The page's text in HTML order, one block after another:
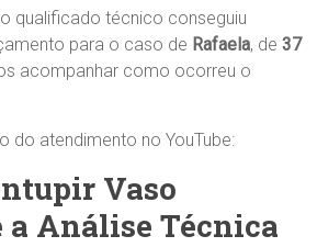
qualificado técnico conseguiu
para o caso de Rafaela, de37
acompanhar como ocorreu o
do atendimento no YouTube:
Vaso
a Análise Técnica